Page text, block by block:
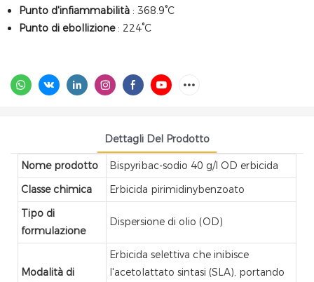
Punto d'infiammabilità : 368.9°C
Punto di ebollizione : 224°C
Dettagli Del Prodotto
Nome prodotto
Bispyribac-sodio 40 g/l OD erbicida
Classe chimica
Erbicida pirimidinybenzoato
Tipo di
formulazione
Dispersione di olio (OD)
Modalità di
Erbicida selettiva che inibisce
l'acetolattato sintasi (SLA), portando